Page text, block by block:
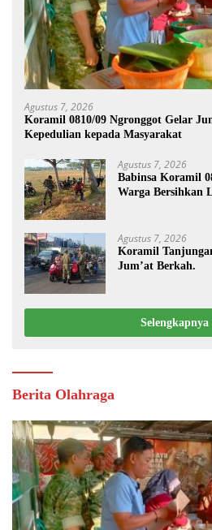
Agustus 7, 2026
Koramil 0810/09 Ngronggot Gelar
Kepedulian kepada Masyarakat
Agustus 7, 2026
Babinsa Koramil
Warga Bersihkan
Agustus 7, 2026
Koramil
Jum’at Berkah.
Selengkapnya
Berita Olahraga